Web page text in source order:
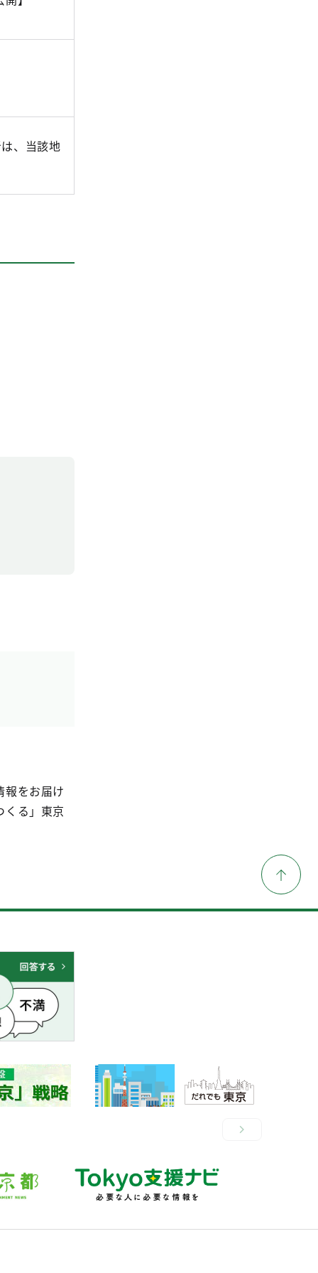
、当該地
報をお届け
くる」東京